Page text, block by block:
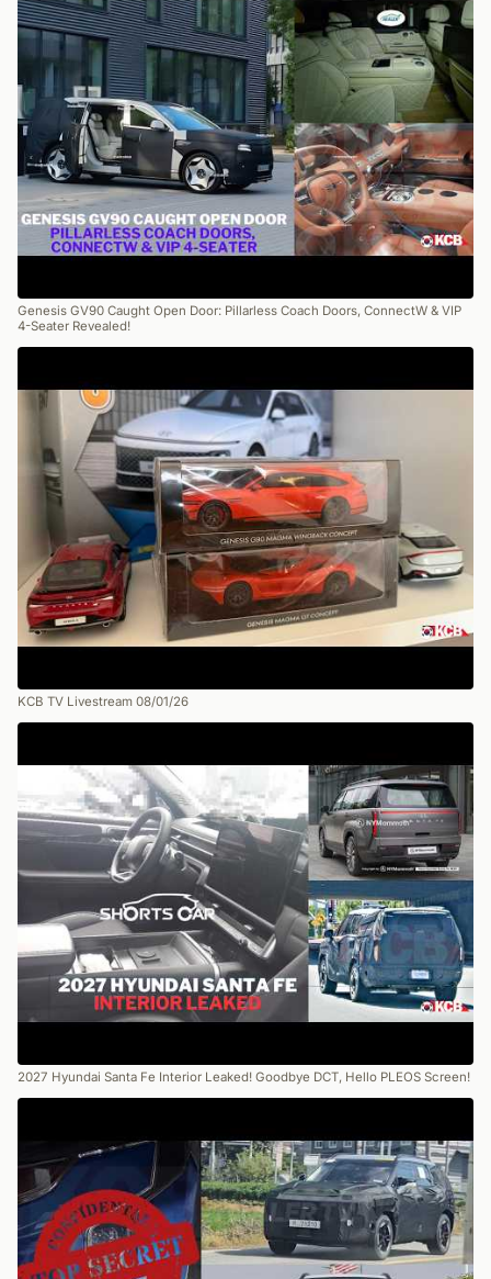
Genesis GV90 Caught Open Door: Pillarless Coach Doors, ConnectW & VIP
4-Seater Revealed!
KCB TV Livestream 08/01/26
2027 Hyundai Santa Fe Interior Leaked! Goodbye DCT, Hello PLEOS Screen!